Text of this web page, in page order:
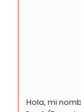
Hola, mi